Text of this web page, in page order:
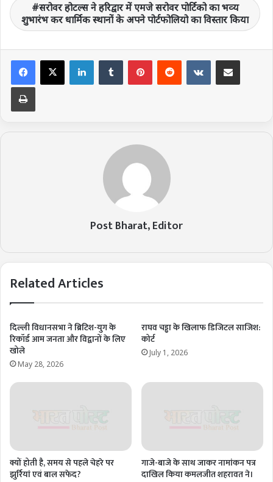
सरोवर होटल्स ने हरिद्वार में एमजे सरोवर पोर्टिको का भव्‍य
शुभारंभ कर धार्मिक स्‍थानों के अपने पोर्टफोलियो का विस्‍तार किया
LinkedInTumblrPinterestRedditVKontakte
Share via Email
Print
Post Bharat, Editor
Related Articles
दिल्ली विधानसभा ने ब्रिटिश-युग के
रिकॉर्ड आम जनता और विद्वानों के लिए
खोले
May 28, 2026
राघव चड्ढा के खिलाफ डिजिटल साजिश:
कोर्ट
July 1, 2026
क्यों होती है, समय से पहले चेहरे पर
झुर्रियां एवं बाल सफेद?
गाजे-बाजे के साथ जाकर नामांकन पत्र
दाखिल किया कमलजीत शहरावत ने।